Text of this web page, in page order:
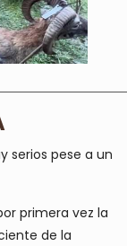
serios pese a un
primera vez la
de la